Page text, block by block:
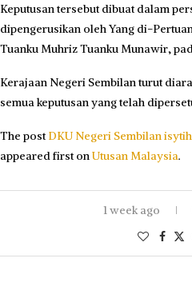
Keputusan tersebut dibuat dalam
dipengerusikan oleh Yang di-
Tuanku Muhriz Tuanku Munawir,
Kerajaan Negeri Sembilan turut
semua keputusan yang telah
The post DKU Negeri Sembilan
appeared first on Utusan Malaysia.
1 week ago